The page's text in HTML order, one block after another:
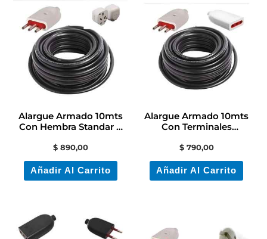
Alargue Armado 10mts
Con Hembra Standar +
$890,00
Añadir Al Carrito
Alargue Armado 10mts
Con Terminales
$790,00
Añadir Al Carrito